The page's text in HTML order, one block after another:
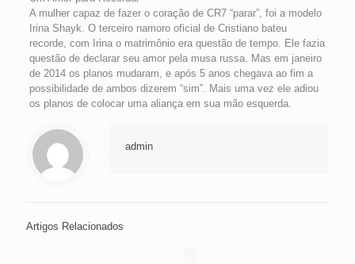
A mulher capaz de fazer o coração de CR7 “parar”, foi a modelo
Irina Shayk. O terceiro namoro oficial de Cristiano bateu
recorde, com Irina o matrimônio era questão de tempo. Ele fazia
questão de declarar seu amor pela musa russa. Mas em janeiro
de 2014 os planos mudaram, e após 5 anos chegava ao fim a
possibilidade de ambos dizerem “sim”. Mais uma vez ele adiou
os planos de colocar uma aliança em sua mão esquerda.
admin
Artigos Relacionados